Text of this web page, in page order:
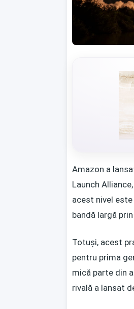
Amazon a
Launch
acest nivel
bandă largă
Totuși, acest
pentru prima
mică parte din
rivală a lansat